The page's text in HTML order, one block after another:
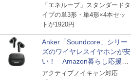
日
「エネループ」スタンダードタ
イプの単3形・単4形×4本セッ
トが1920円
Anker「Soundcore」シリー
ズのワイヤレスイヤホンが安
い！ Amazon暮らし応援サ
マーSALE
アクティブノイキャン対応